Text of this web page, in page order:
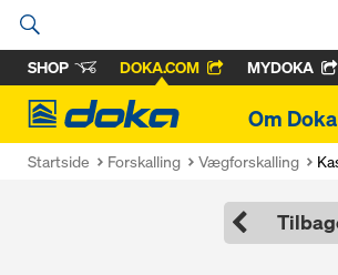
SHOP DOKA.COM MYDOKA
Doka
Om Doka
Startside Forskalling Vægforskalling